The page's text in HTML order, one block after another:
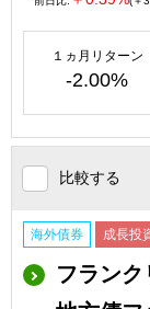
１ヵ月リターン
-2.00%
比較する
海外債券 成長投
フラン